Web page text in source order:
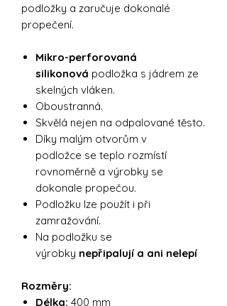
podložky a zaručuje dokonalé
propečení.
Mikro-perforovaná
silikonová podložka s jádrem ze
skelných vláken.
Oboustranná.
Skvělá nejen na odpalované těsto.
Díky malým otvorům v
podložce se teplo rozmístí
rovnoměrně a výrobky se
dokonale propečou.
Podložku lze použít i při
zamražování.
Na podložku se
výrobky nepřipalují a ani nelepí
Rozměry:
Délka: 400 mm